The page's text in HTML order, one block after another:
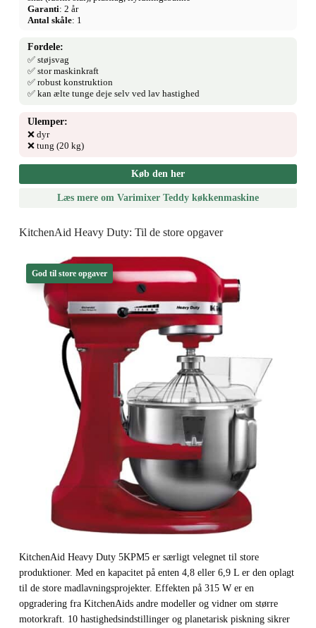
Garanti: 2 år
Antal skåle: 1
Fordele:
✅ støjsvag
✅ stor maskinkraft
✅ robust konstruktion
✅ kan ælte tunge deje selv ved lav hastighed
Ulemper:
❌ dyr
❌ tung (20 kg)
Køb den her
Læs mere om Varimixer Teddy køkkenmaskine
KitchenAid Heavy Duty: Til de store opgaver
God til store opgaver
KitchenAid Heavy Duty 5KPM5 er særligt velegnet til store
produktioner. Med en kapacitet på enten 4,8 eller 6,9 L er den oplagt
til de store madlavningsprojekter. Effekten på 315 W er en
opgradering fra KitchenAids andre modeller og vidner om større
motorkraft. 10 hastighedsindstillinger og planetarisk piskning sikrer